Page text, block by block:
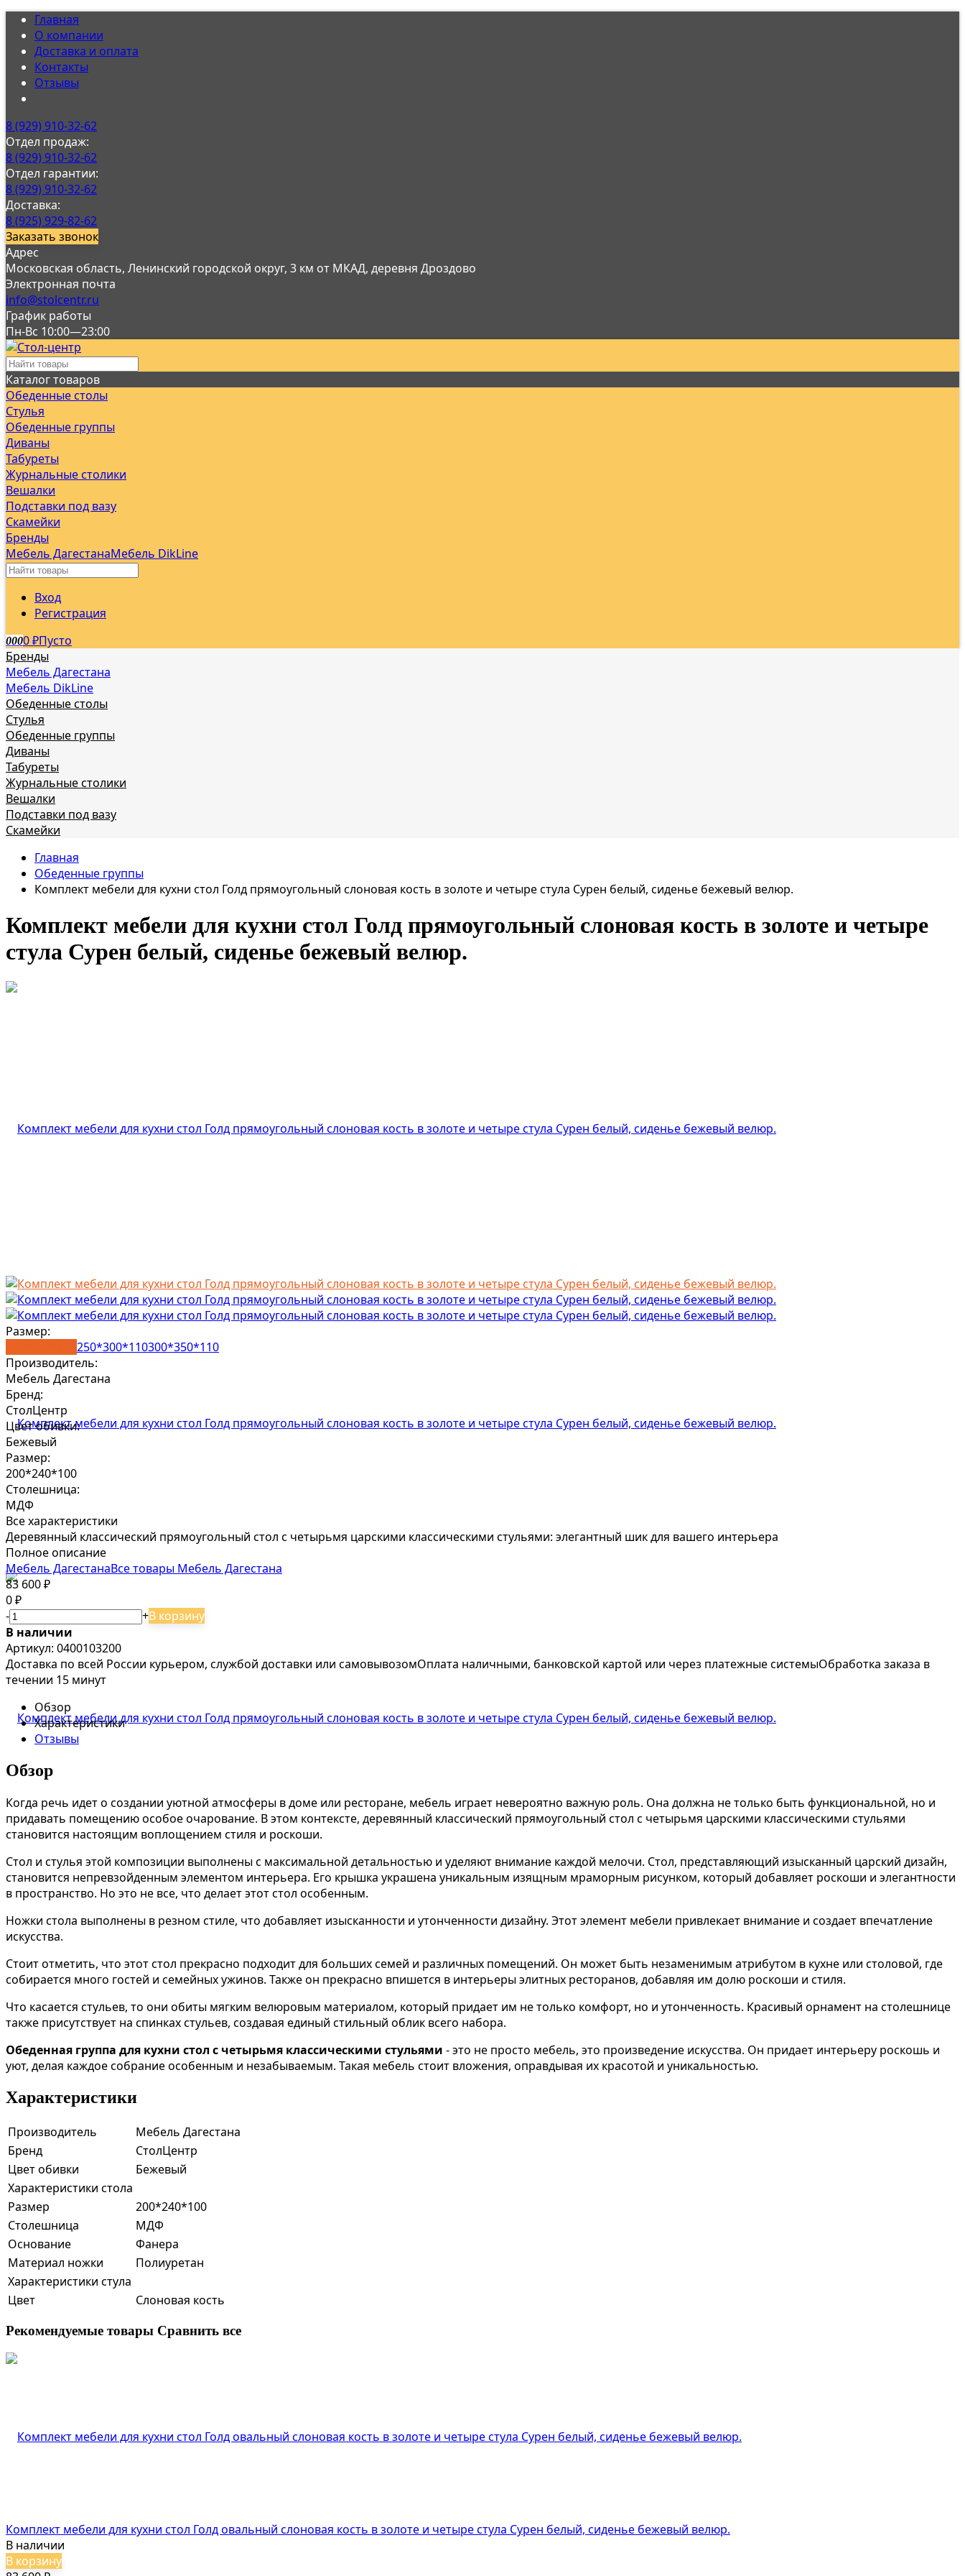
Главная
О компании
Доставка и оплата
Контакты
Отзывы
8 (929) 910-32-62
Отдел продаж:
8 (929) 910-32-62
Отдел гарантии:
8 (929) 910-32-62
Доставка:
8 (925) 929-82-62
Заказать звонок
Адрес
Московская область, Ленинский городской округ, 3 км от МКАД, деревня Дроздово
Электронная почта
info@stolcentr.ru
График работы
Пн-Вс 10:00—23:00
Каталог товаров
Обеденные столы
Стулья
Обеденные группы
Диваны
Табуреты
Журнальные столики
Вешалки
Подставки под вазу
Скамейки
Бренды
Мебель ДагестанаМебель DikLine
Вход
Регистрация
0000 ₽Пусто
Бренды
Мебель Дагестана
Мебель DikLine
Обеденные столы
Стулья
Обеденные группы
Диваны
Табуреты
Журнальные столики
Вешалки
Подставки под вазу
Скамейки
Главная
Обеденные группы
Комплект мебели для кухни стол Голд прямоугольный слоновая кость в золоте и четыре стула Сурен белый, сиденье бежевый велюр.
Комплект мебели для кухни стол Голд прямоугольный слоновая кость в золоте и четыре
стула Сурен белый, сиденье бежевый велюр.
Размер:
250*300*110300*350*110
Производитель:
Мебель Дагестана
Бренд:
СтолЦентр
Цвет обивки:
Бежевый
Размер:
200*240*100
Столешница:
МДФ
Все характеристики
Деревянный классический прямоугольный стол с четырьмя царскими классическими стульями: элегантный шик для вашего интерьера
Полное описание
Мебель ДагестанаВсе товары Мебель Дагестана
83 600 ₽
0 ₽
- +В корзину
В наличии
Артикул: 0400103200
Доставка по всей России курьером, службой доставки или самовывозомОплата наличными, банковской картой или через платежные системыОбработка заказа в
течении 15 минут
Обзор
Характеристики
Отзывы
Обзор
Когда речь идет о создании уютной атмосферы в доме или ресторане, мебель играет невероятно важную роль. Она должна не только быть функциональной, но и
придавать помещению особое очарование. В этом контексте, деревянный классический прямоугольный стол с четырьмя царскими классическими стульями
становится настоящим воплощением стиля и роскоши.
Стол и стулья этой композиции выполнены с максимальной детальностью и уделяют внимание каждой мелочи. Стол, представляющий изысканный царский дизайн,
становится непревзойденным элементом интерьера. Его крышка украшена уникальным изящным мраморным рисунком, который добавляет роскоши и элегантности
в пространство. Но это не все, что делает этот стол особенным.
Ножки стола выполнены в резном стиле, что добавляет изысканности и утонченности дизайну. Этот элемент мебели привлекает внимание и создает впечатление
искусства.
Стоит отметить, что этот стол прекрасно подходит для больших семей и различных помещений. Он может быть незаменимым атрибутом в кухне или столовой, где
собирается много гостей и семейных ужинов. Также он прекрасно впишется в интерьеры элитных ресторанов, добавляя им долю роскоши и стиля.
Что касается стульев, то они обиты мягким велюровым материалом, который придает им не только комфорт, но и утонченность. Красивый орнамент на столешнице
также присутствует на спинках стульев, создавая единый стильный облик всего набора.
Обеденная группа для кухни стол с четырьмя классическими стульями - это не просто мебель, это произведение искусства. Он придает интерьеру роскошь и
уют, делая каждое собрание особенным и незабываемым. Такая мебель стоит вложения, оправдывая их красотой и уникальностью.
Характеристики
Производитель
Мебель Дагестана
Бренд
СтолЦентр
Цвет обивки
Бежевый
Характеристики стола
Размер
200*240*100
Столешница
МДФ
Основание
Фанера
Материал ножки
Полиуретан
Характеристики стула
Цвет
Слоновая кость
Рекомендуемые товары Сравнить все
Комплект мебели для кухни стол Голд овальный слоновая кость в золоте и четыре стула Сурен белый, сиденье бежевый велюр.
В наличии
В корзину